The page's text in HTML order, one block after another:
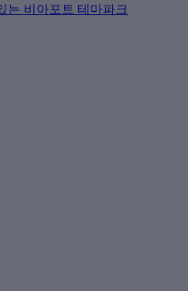
는 비아포트 테마파크